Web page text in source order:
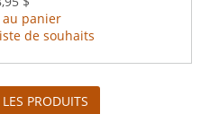
panier
de souhaits
PRODUITS